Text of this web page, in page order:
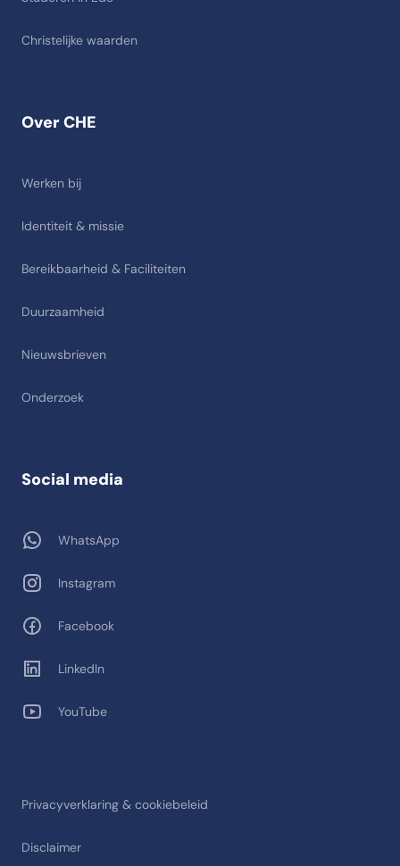
Over CHE
Werken bij
Identiteit & missie
Bereikbaarheid & Faciliteiten
Duurzaamheid
Nieuwsbrieven
Onderzoek
Christelijke waarden
Privacyverklaring & cookiebeleid
Disclaimer
Social media
WhatsApp
Instagram
Facebook
LinkedIn
YouTube